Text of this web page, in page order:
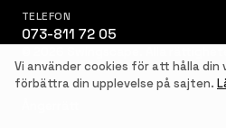
TELEFON
073-811 72 05
Vi använder cookies för att hålla
förbättra din upplevelse på sajten.